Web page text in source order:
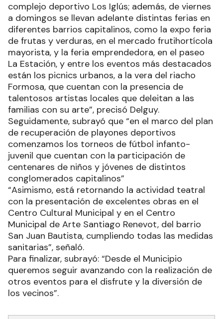
complejo deportivo Los Iglús; además, de viernes
a domingos se llevan adelante distintas ferias en
diferentes barrios capitalinos, como la expo feria
de frutas y verduras, en el mercado frutihortícola
mayorista, y la feria emprendedora, en el paseo
La Estación, y entre los eventos más destacados
están los picnics urbanos, a la vera del riacho
Formosa, que cuentan con la presencia de
talentosos artistas locales que deleitan a las
familias con su arte”, precisó Delguy.
Seguidamente, subrayó que “en el marco del plan
de recuperación de playones deportivos
comenzamos los torneos de fútbol infanto-
juvenil que cuentan con la participación de
centenares de niños y jóvenes de distintos
conglomerados capitalinos”
“Asimismo, está retornando la actividad teatral
con la presentación de excelentes obras en el
Centro Cultural Municipal y en el Centro
Municipal de Arte Santiago Renevot, del barrio
San Juan Bautista, cumpliendo todas las medidas
sanitarias”, señaló.
Para finalizar, subrayó: “Desde el Municipio
queremos seguir avanzando con la realización de
otros eventos para el disfrute y la diversión de
los vecinos”.